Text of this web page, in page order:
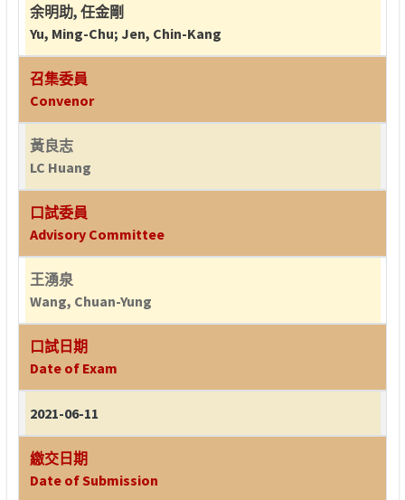
余明助, 任金剛
Yu, Ming-Chu; Jen, Chin-Kang
召集委員
Convenor
黃良志
LC Huang
口試委員
Advisory Committee
王湧泉
Wang, Chuan-Yung
口試日期
Date of Exam
2021-06-11
繳交日期
Date of Submission